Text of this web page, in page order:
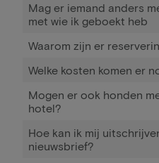
Mag er iemand anders
met wie ik geboekt heb
Waarom zijn er
Welke kosten komen er
Mogen er ook honden
hotel?
Hoe kan ik mij
nieuwsbrief?